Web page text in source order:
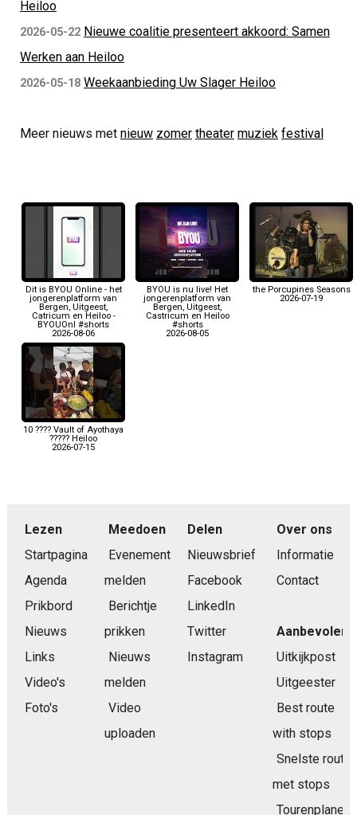
Heiloo
2026-05-22 Nieuwe coalitie presenteert akkoord: Samen
Werken aan Heiloo
2026-05-18 Weekaanbieding Uw Slager Heiloo
Meer nieuws met nieuw zomer theater muziek festival
Dit is BYOU Online - het
jongerenplatform van
Bergen, Uitgeest,
Catricum en Heiloo -
BYOUOnl #shorts
2026-08-06
BYOU is nu live! Het
jongerenplatform van
Bergen, Uitgeest,
Castricum en Heiloo
#shorts
2026-08-05
the Porcupines Seasons
2026-07-19
10 ???? Vault of Ayothaya
????? Heiloo
2026-07-15
Lezen
Startpagina
Agenda
Prikbord
Nieuws
Links
Video's
Foto's
Meedoen
Evenement
melden
Berichtje
prikken
Nieuws
melden
Video
uploaden
Delen
Nieuwsbrief
Facebook
LinkedIn
Twitter
Instagram
Over ons
Informatie
Contact
Aanbevolen
Uitkijkpost
Uitgeester
Best route
with stops
Snelste route
met stops
Tourenplaner